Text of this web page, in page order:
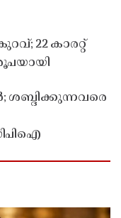
22 കാരറ്റ്
ശബ്ദിക്കുന്നവരെ